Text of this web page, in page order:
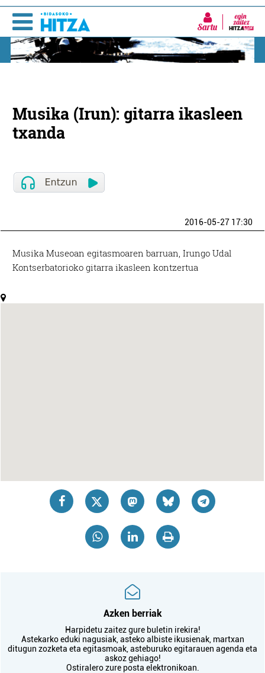
Sartu
Musika (Irun): gitarra ikasleen
txanda
2016-05-27 17:30
Musika Museoan egitasmoaren barruan, Irungo Udal
Kontserbatorioko gitarra ikasleen kontzertua
Azken berriak
Harpidetu zaitez gure buletin irekira!
Astekarko eduki nagusiak, asteko albiste ikusienak, martxan
ditugun zozketa eta egitasmoak, asteburuko egitarauen agenda eta
askoz gehiago!
Ostiralero zure posta elektronikoan.